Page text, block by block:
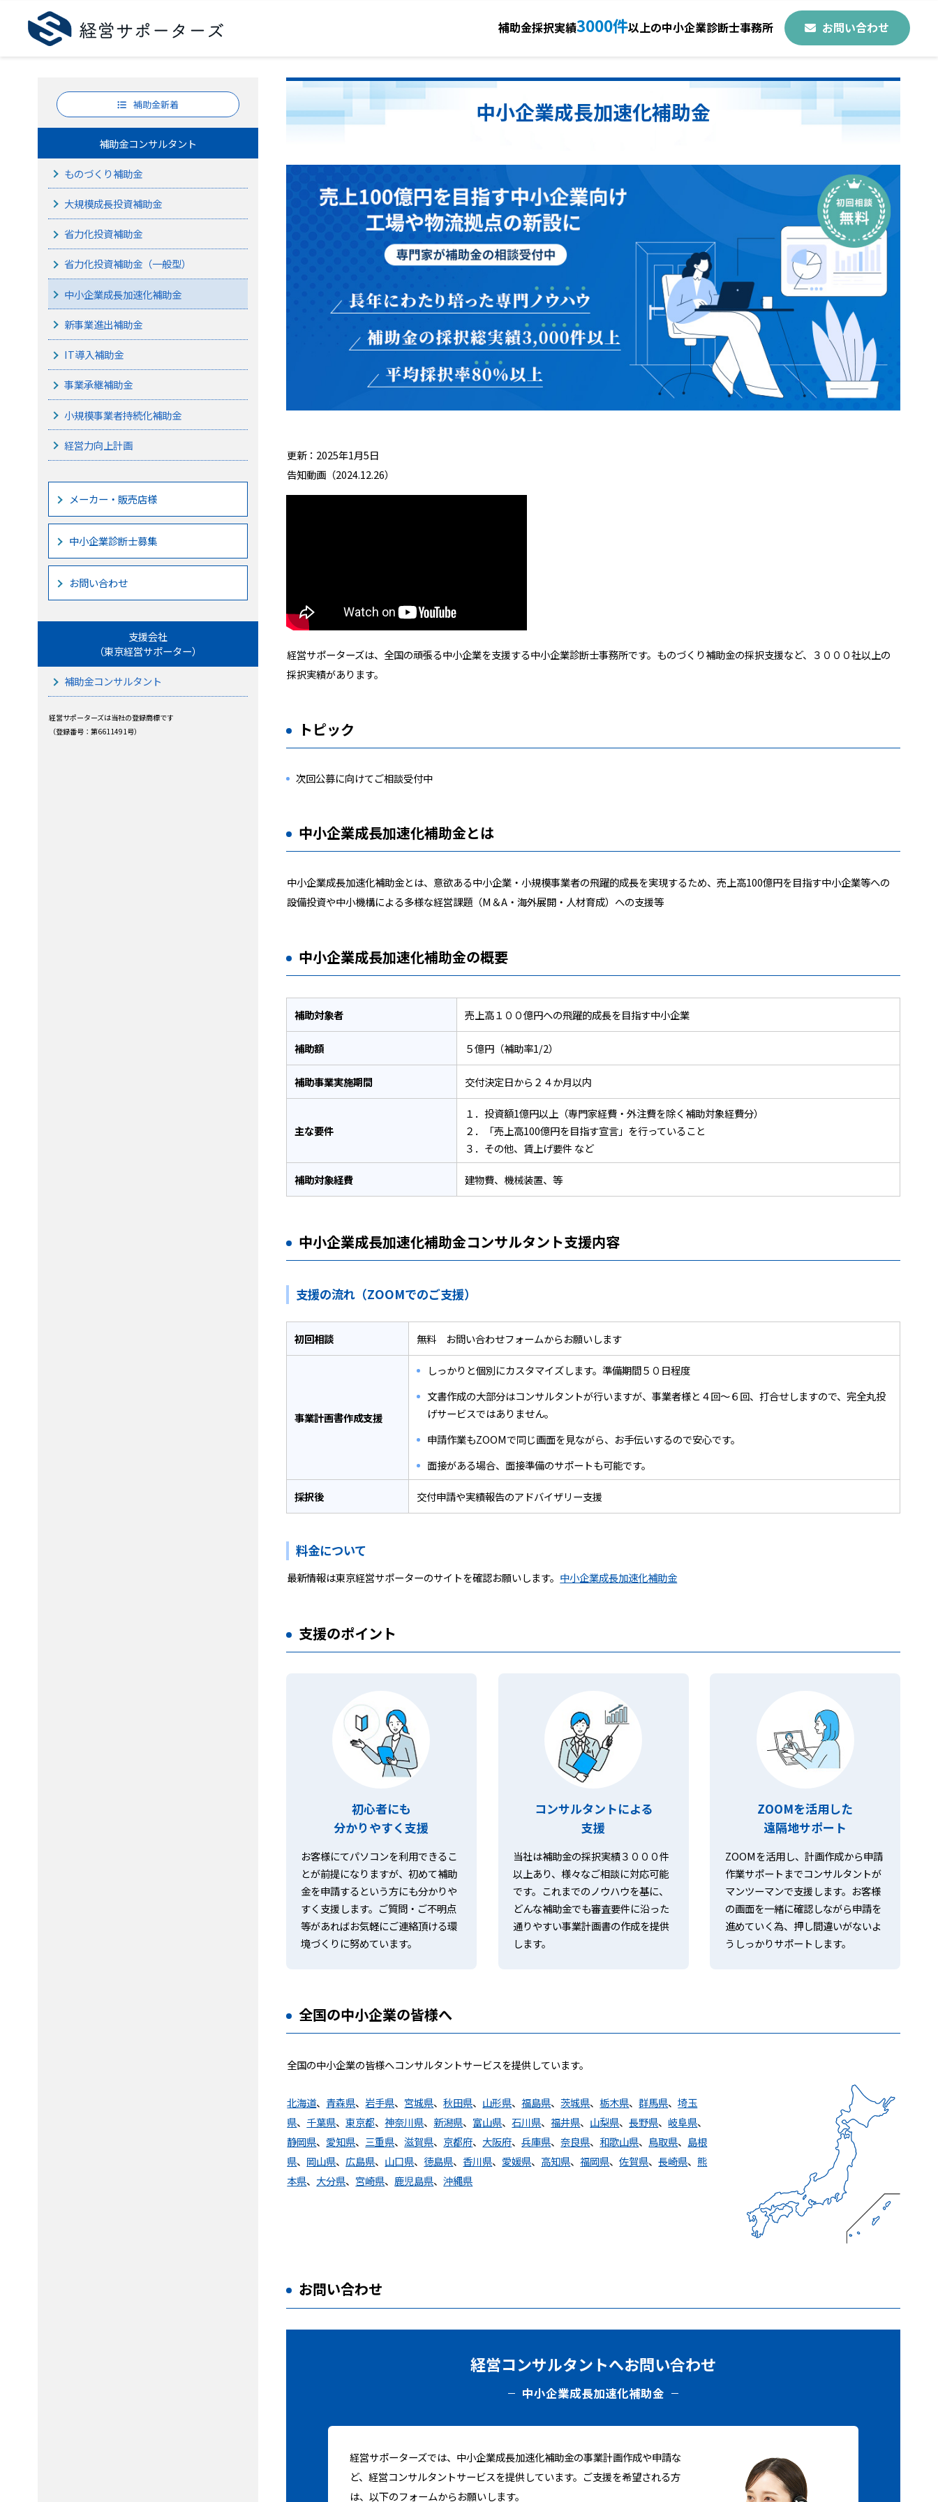
補助金採択実績3000件以上の中小企業診断士事務所 お問い合わせ
補助金新着
補助金コンサルタント
ものづくり補助金
大規模成長投資補助金
省力化投資補助金
省力化投資補助金（一般型）
中小企業成長加速化補助金
新事業進出補助金
IT導入補助金
事業承継補助金
小規模事業者持続化補助金
経営力向上計画
メーカー・販売店様
中小企業診断士募集
お問い合わせ
支援会社
（東京経営サポーター）
補助金コンサルタント
経営サポーターズは当社の登録商標です
（登録番号：第6611491号）
中小企業成長加速化補助金
更新：2025年1月5日
告知動画（2024.12.26）
経営サポーターズは、全国の頑張る中小企業を支援する中小企業診断士事務所です。ものづくり補助金の採択支援など、３０００社以上の
採択実績があります。
トピック
次回公募に向けてご相談受付中
中小企業成長加速化補助金とは
中小企業成長加速化補助金とは、意欲ある中小企業・小規模事業者の飛躍的成長を実現するため、売上高100億円を目指す中小企業等への
設備投資や中小機構による多様な経営課題（M＆A・海外展開・人材育成）への支援等
中小企業成長加速化補助金の概要
補助対象者 売上高１００億円への飛躍的成長を目指す中小企業
補助額 ５億円（補助率1/2）
補助事業実施期間 交付決定日から２４か月以内
主な要件
１．投資額1億円以上（専門家経費・外注費を除く補助対象経費分）
２．「売上高100億円を目指す宣言」を行っていること
３．その他、賃上げ要件 など
補助対象経費 建物費、機械装置、等
中小企業成長加速化補助金コンサルタント支援内容
支援の流れ（ZOOMでのご支援）
初回相談 無料 お問い合わせフォームからお願いします
事業計画書作成支援
しっかりと個別にカスタマイズします。準備期間５０日程度
文書作成の大部分はコンサルタントが行いますが、事業者様と４回～６回、打合せしますので、完全丸投
げサービスではありません。
申請作業もZOOMで同じ画面を見ながら、お手伝いするので安心です。
面接がある場合、面接準備のサポートも可能です。
採択後 交付申請や実績報告のアドバイザリー支援
料金について
最新情報は東京経営サポーターのサイトを確認お願いします。 中小企業成長加速化補助金
支援のポイント
初心者にも
分かりやすく支援
お客様にてパソコンを利用できるこ
とが前提になりますが、初めて補助
金を申請するという方にも分かりや
すく支援します。ご質問・ご不明点
等があればお気軽にご連絡頂ける環
境づくりに努めています。
コンサルタントによる
支援
当社は補助金の採択実績３０００件
以上あり、様々なご相談に対応可能
です。これまでのノウハウを基に、
どんな補助金でも審査要件に沿った
通りやすい事業計画書の作成を提供
します。
ZOOMを活用した
遠隔地サポート
ZOOMを活用し、計画作成から申請
作業サポートまでコンサルタントが
マンツーマンで支援します。お客様
の画面を一緒に確認しながら申請を
進めていく為、押し間違いがないよ
うしっかりサポートします。
全国の中小企業の皆様へ
全国の中小企業の皆様へコンサルタントサービスを提供しています。
北海道、 青森県、岩手県、 宮城県、秋田県、 山形県、福島県、茨城県、栃木県、群馬県、埼玉
県、 千葉県、東京都、神奈川県、 新潟県、 富山県、石川県、福井県、 山梨県、長野県、 岐阜県、
静岡県、 愛知県、 三重県、滋賀県、 京都府、 大阪府、兵庫県、奈良県、 和歌山県、 鳥取県、 島根
県、 岡山県、 広島県、 山口県、 徳島県、 香川県、 愛媛県、 高知県、福岡県、佐賀県、長崎県、熊
本県、 大分県、 宮崎県、 鹿児島県、沖縄県
お問い合わせ
経営コンサルタントへお問い合わせ
中小企業成長加速化補助金
経営サポーターズでは、中小企業成長加速化補助金の事業計画作成や申請な
ど、経営コンサルタントサービスを提供しています。ご支援を希望される方
は、以下のフォームからお願いします。